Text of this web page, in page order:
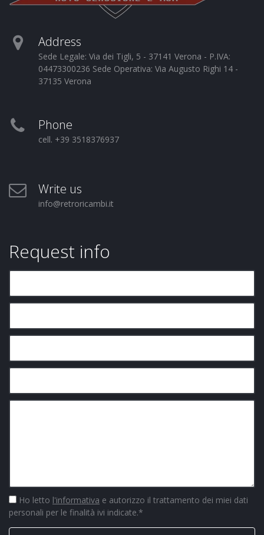
Address
Sede Legale: Via dei Tigli, 5 - 37141 Verona - P.IVA:
04473300236 Sede Operativa: Via Augusto Righi 14 -
37135 Verona
Phone
cell. +39 3518376937
Write us
info@retroricambi.it
Request info
Ho letto l'informativa e autorizzo il trattamento dei miei dati
personali per le finalità ivi indicate.*